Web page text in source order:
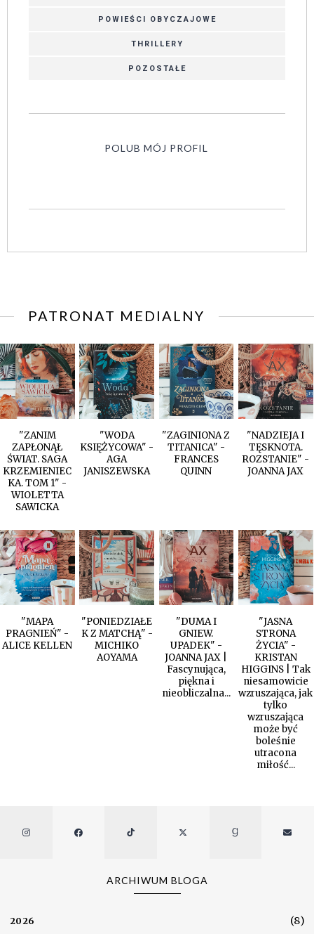
POWIEŚCI OBYCZAJOWE
THRILLERY
POZOSTAŁE
POLUB MÓJ PROFIL
PATRONAT MEDIALNY
"ZANIM
ZAPŁONĄŁ
ŚWIAT. SAGA
KRZEMIENIEC
KA. TOM 1" -
WIOLETTA
SAWICKA
"WODA
KSIĘŻYCOWA" -
AGA
JANISZEWSKA
"ZAGINIONA Z
TITANICA" -
FRANCES
QUINN
"NADZIEJA I
TĘSKNOTA.
ROZSTANIE" -
JOANNA JAX
"MAPA
PRAGNIEŃ" -
ALICE KELLEN
"PONIEDZIAŁE
K Z MATCHĄ" -
MICHIKO
AOYAMA
"DUMA I
GNIEW.
UPADEK" -
JOANNA JAX |
Fascynująca,
piękna i
nieobliczalna...
"JASNA
STRONA
ŻYCIA" -
KRISTAN
HIGGINS | Tak
niesamowicie
wzruszająca, jak
tylko
wzruszająca
może być
boleśnie
utracona
miłość...
ARCHIWUM BLOGA
2026 (8)